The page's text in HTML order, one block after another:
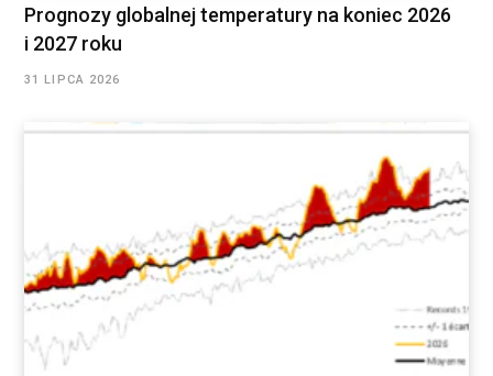
Prognozy globalnej temperatury na koniec 2026
i 2027 roku
31 LIPCA 2026